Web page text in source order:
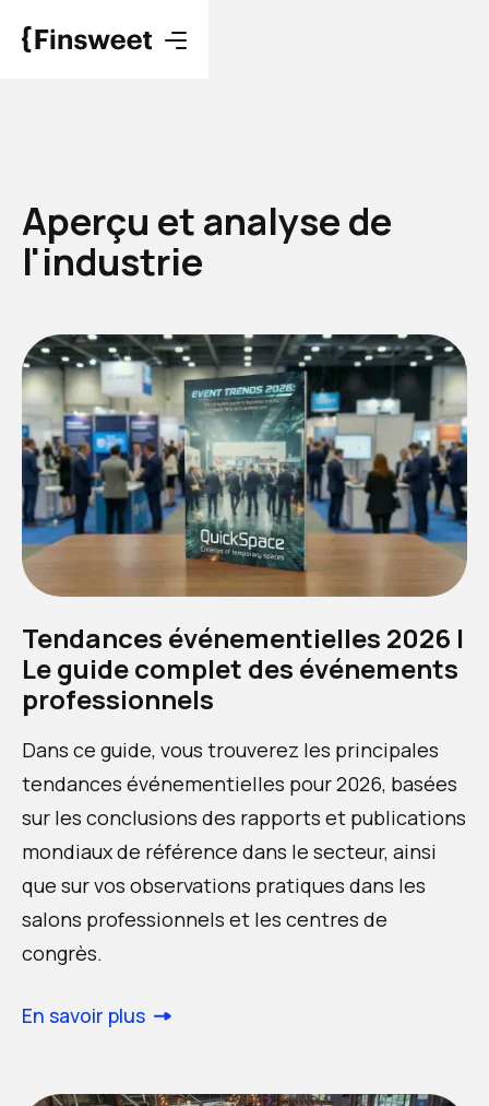
Aperçu et analyse de
l'industrie
Tendances événementielles 2026 |
Le guide complet des événements
professionnels
Dans ce guide, vous trouverez les principales
tendances événementielles pour 2026, basées
sur les conclusions des rapports et publications
mondiaux de référence dans le secteur, ainsi
que sur vos observations pratiques dans les
salons professionnels et les centres de
congrès.
En savoir plus